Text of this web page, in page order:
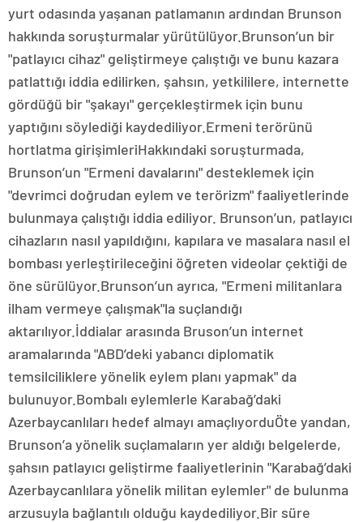
yurt odasında yaşanan patlamanın ardından Brunson
hakkında soruşturmalar yürütülüyor.Brunson’un bir
"patlayıcı cihaz" geliştirmeye çalıştığı ve bunu kazara
patlattığı iddia edilirken, şahsın, yetkililere, internette
gördüğü bir "şakayı" gerçekleştirmek için bunu
yaptığını söylediği kaydediliyor.Ermeni terörünü
hortlatma girişimleriHakkındaki soruşturmada,
Brunson’un "Ermeni davalarını" desteklemek için
"devrimci doğrudan eylem ve terörizm" faaliyetlerinde
bulunmaya çalıştığı iddia ediliyor. Brunson’un, patlayıcı
cihazların nasıl yapıldığını, kapılara ve masalara nasıl el
bombası yerleştirileceğini öğreten videolar çektiği de
öne sürülüyor.Brunson’un ayrıca, "Ermeni militanlara
ilham vermeye çalışmak"la suçlandığı
aktarılıyor.İddialar arasında Bruson’un internet
aramalarında "ABD’deki yabancı diplomatik
temsilciliklere yönelik eylem planı yapmak" da
bulunuyor.Bombalı eylemlerle Karabağ’daki
Azerbaycanlıları hedef almayı amaçlıyorduÖte yandan,
Brunson’a yönelik suçlamaların yer aldığı belgelerde,
şahsın patlayıcı geliştirme faaliyetlerinin "Karabağ’daki
Azerbaycanlılara yönelik militan eylemler" de bulunma
arzusuyla bağlantılı olduğu kaydediliyor.Bir süre